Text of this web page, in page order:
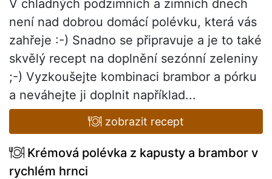
V chladných podzimních a zimních dnech
není nad dobrou domácí polévku, která vás
zahřeje :-) Snadno se připravuje a je to také
skvělý recept na doplnění sezónní zeleniny
;-) Vyzkoušejte kombinaci brambor a pórku
a neváhejte ji doplnit například...
zobrazit recept
Krémová polévka z kapusty a brambor v
rychlém hrnci